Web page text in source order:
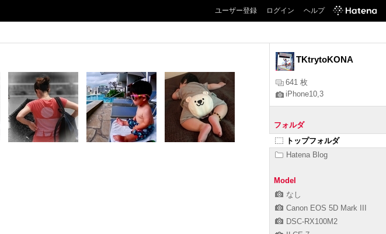
ユーザー登録 ログイン ヘルプ
TKtrytoKONA
641 枚
iPhone10,3
フォルダ
トップフォルダ
Hatena Blog
Model
なし
Canon EOS 5D Mark III
DSC-RX100M2